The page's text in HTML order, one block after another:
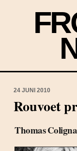
24 JUNI 2010
Rouvoet
Thomas